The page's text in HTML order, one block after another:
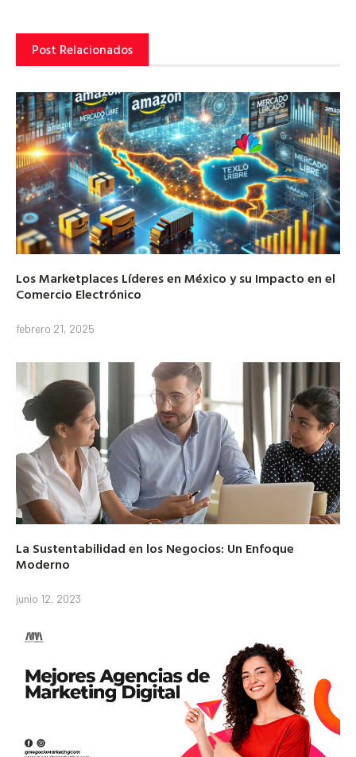
Post Relacionados
Los Marketplaces Líderes en México y su Impacto en el
Comercio Electrónico
febrero 21, 2025
La Sustentabilidad en los Negocios: Un Enfoque
Moderno
junio 12, 2023